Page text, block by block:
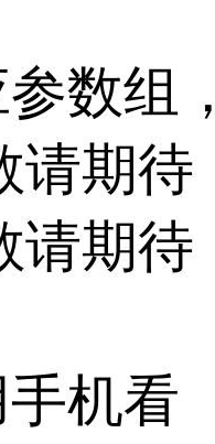
数组
请期待
请期待
机看